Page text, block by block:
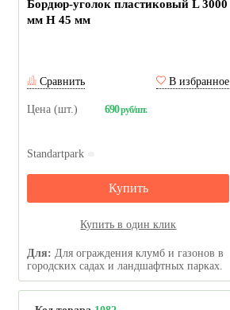
Бордюр-уголок пластиковый L 3000
мм H 45 мм
Сравнить В избранное
Цена (шт.) 690руб/шт.
Standartpark
Купить
Купить в один клик
Для: Для ограждения клумб и газонов в
городских садах и ландшафтных парках.